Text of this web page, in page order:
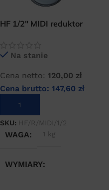
HF 1/2″ MIDI reduktor
Na stanie
Cena netto: 120,00 zł
Cena brutto: 147,60 zł
DODAJ DO KOSZYKA
SKU: HF/R/MIDI/1/2
WAGA 1 kg
WYMIARY